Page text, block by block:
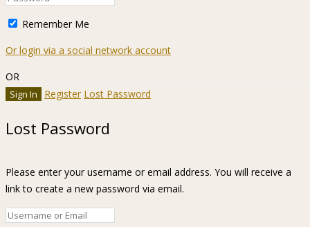
Remember Me
Or login via a social network account
OR
Register Lost Password
Lost Password
Please enter your username or email address. You will receive a
link to create a new password via email.